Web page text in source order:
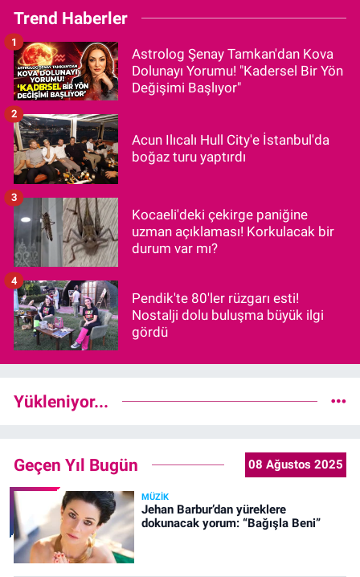
Trend Haberler
Astrolog Şenay Tamkan'dan Kova
Dolunayı Yorumu! "Kadersel Bir Yön
Değişimi Başlıyor"
1
Acun Ilıcalı Hull City'e İstanbul'da
boğaz turu yaptırdı
2
Kocaeli'deki çekirge paniğine
uzman açıklaması! Korkulacak bir
durum var mı?
3
Pendik'te 80'ler rüzgarı esti!
Nostalji dolu buluşma büyük ilgi
gördü
4
Yükleniyor...
Geçen Yıl Bugün 08 Ağustos 2025
MÜZIK
Jehan Barbur’dan yüreklere
dokunacak yorum: “Bağışla Beni”